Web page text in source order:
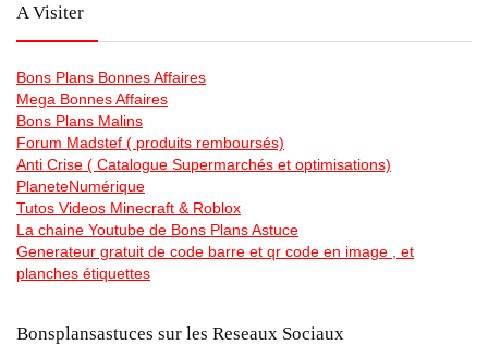
A Visiter
Bons Plans Bonnes Affaires
Mega Bonnes Affaires
Bons Plans Malins
Forum Madstef ( produits remboursés)
Anti Crise ( Catalogue Supermarchés et optimisations)
PlaneteNumérique
Tutos Videos Minecraft & Roblox
La chaine Youtube de Bons Plans Astuce
Generateur gratuit de code barre et qr code en image , et
planches étiquettes
Bonsplansastuces sur les Reseaux Sociaux